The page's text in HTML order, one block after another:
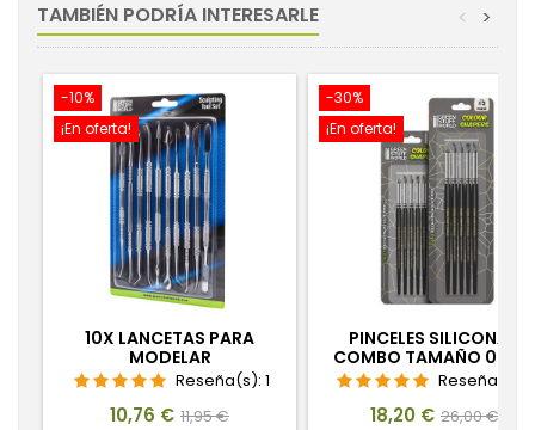
TAMBIÉN PODRÍA INTERESARLE >
<
-10%
¡En oferta!
10X LANCETAS PARA
MODELAR
Reseña(s): 1
Precio
10,76 € Precio
11,95 €
-30%
¡En oferta!
PINCELES SILICONA -
COMBO TAMAÑO 0 Y 2
NEGRO FIRM
Reseña(s):
Precio
18,20 € Precio
26,00 €